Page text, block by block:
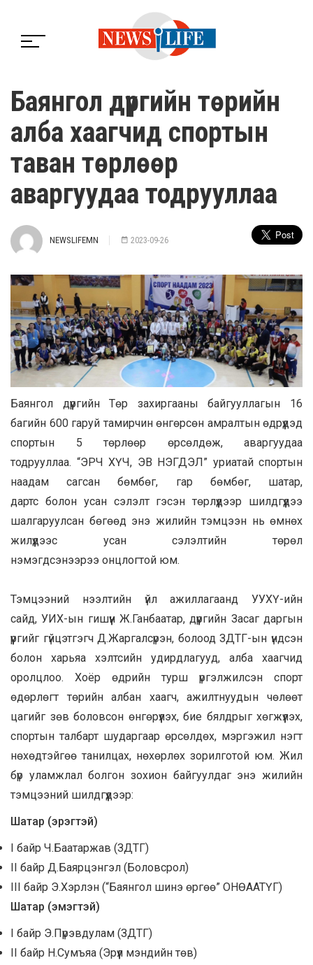
Баянгол дүүргийн төрийн
алба хаагчид спортын
таван төрлөөр
аваргуудаа тодрууллаа
NEWSLIFEMN 2023-09-26
Баянгол дүүргийн Төр захиргааны байгууллагын 16
багийн 600 гаруй тамирчин өнгөрсөн амралтын өдрүүдэд
спортын 5 төрлөөр өрсөлдөж, аваргуудаа
тодрууллаа. “ЭРЧ ХҮЧ, ЭВ НЭГДЭЛ” уриатай спортын
наадам сагсан бөмбөг, гар бөмбөг, шатар,
дартс болон усан сэлэлт гэсэн төрлүүдээр шилдгүүдээ
шалгаруулсан бөгөөд энэ жилийн тэмцээн нь өмнөх
жилүүдээс усан сэлэлтийн төрөл
нэмэгдсэнээрээ онцлогтой юм.
Тэмцээний нээлтийн үйл ажиллагаанд УУХҮ-ийн
сайд, УИХ-ын гишүүн Ж.Ганбаатар, дүүргийн Засаг даргын
үүргийг гүйцэтгэгч Д.Жаргалсүрэн, болоод ЗДТГ-ын үндсэн
болон харьяа хэлтсийн удирдлагууд, алба хаагчид
оролцлоо. Хоёр өдрийн турш үргэлжилсэн спорт
өдөрлөгт төрийн албан хаагч, ажилтнуудын чөлөөт
цагийг зөв боловсон өнгөрүүлэх, бие бялдрыг хөгжүүлэх,
спортын талбарт шударгаар өрсөлдөх, мэргэжил нэгт
нөхөдтэйгөө танилцах, нөхөрлөх зорилготой юм. Жил
бүр уламжлал болгон зохион байгуулдаг энэ жилийн
тэмцээний шилдгүүдээр:
Шатар (эрэгтэй)
I байр Ч.Баатаржав (ЗДТГ)
II байр Д.Баярцэнгэл (Боловсрол)
III байр Э.Хэрлэн (“Баянгол шинэ өргөө” ОНӨААТҮГ)
Шатар (эмэгтэй)
I байр Э.Пүрэвдулам (ЗДТГ)
II байр Н.Сумъяа (Эрүүл мэндийн төв)